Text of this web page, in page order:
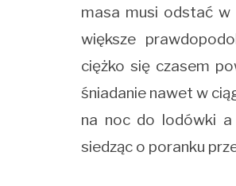
masa musi odstać
większe
ciężko się czasem
śniadanie nawet w
na noc do lodówki a
siedząc o poranku